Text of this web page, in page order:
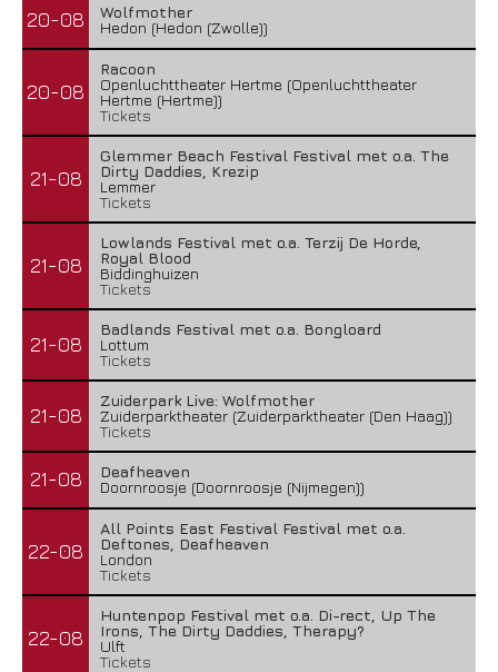
20-08
Wolfmother
Hedon (Hedon (Zwolle))
20-08
Racoon
Openluchttheater Hertme (Openluchttheater
Hertme (Hertme))
Tickets
21-08
Glemmer Beach Festival Festival met o.a. The
Dirty Daddies, Krezip
Lemmer
Tickets
21-08
Lowlands Festival met o.a. Terzij De Horde,
Royal Blood
Biddinghuizen
Tickets
21-08
Badlands Festival met o.a. Bongloard
Lottum
Tickets
21-08
Zuiderpark Live: Wolfmother
Zuiderparktheater (Zuiderparktheater (Den Haag))
Tickets
21-08
Deafheaven
Doornroosje (Doornroosje (Nijmegen))
22-08
All Points East Festival Festival met o.a.
Deftones, Deafheaven
London
Tickets
22-08
Huntenpop Festival met o.a. Di-rect, Up The
Irons, The Dirty Daddies, Therapy?
Ulft
Tickets